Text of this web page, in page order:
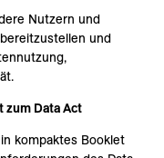
Nutzern und
und
zum Data Act
kompaktes Booklet